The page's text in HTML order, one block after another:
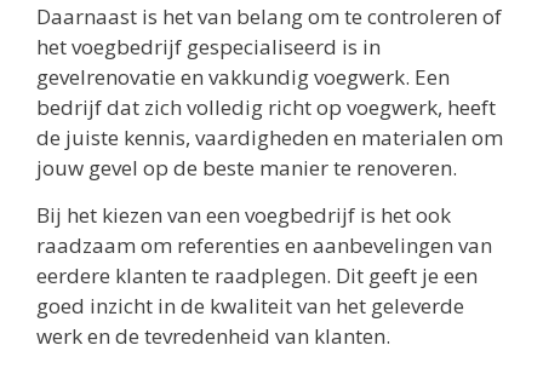
Daarnaast is het van belang om te controleren of
het voegbedrijf gespecialiseerd is in
gevelrenovatie en vakkundig voegwerk. Een
bedrijf dat zich volledig richt op voegwerk, heeft
de juiste kennis, vaardigheden en materialen om
jouw gevel op de beste manier te renoveren.
Bij het kiezen van een voegbedrijf is het ook
raadzaam om referenties en aanbevelingen van
eerdere klanten te raadplegen. Dit geeft je een
goed inzicht in de kwaliteit van het geleverde
werk en de tevredenheid van klanten.